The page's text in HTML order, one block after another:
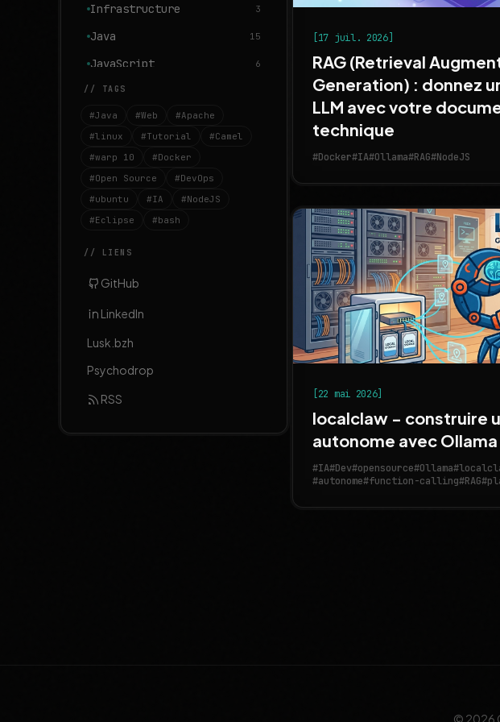
Infrastructure 3
Java 15
JavaScript 6
Linux
MongoDB
OSGI
OpenSource
Réalisations
Ubuntu
Warp 10
Web
// TAGS
#Java #Web
#Apache
#linux
#Tutorial
#Camel
#warp 10
#Docker
#Open Source
#DevOps
#ubuntu
#IA
#NodeJS
#Eclipse
#bash
// LIENS
GitHub
LinkedIn
Lusk.bzh
Psychodrop
RSS
[17 juil. 2026]
RAG (Retrieval
Generation) : donnez
LLM avec votre
technique
#Docker#IA#Ollama#RAG#NodeJS
[22 mai 2026]
localclaw - construire
autonome avec
#IA#Dev#opensource#Ollama
#autonome#function-calling#RAG
© 2026